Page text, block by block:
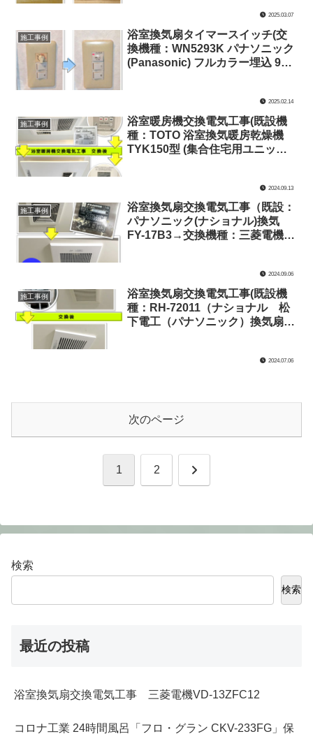
2025.03.07
施工事例
浴室換気扇タイマースイッチ(交
換機種：WN5293K パナソニック
(Panasonic) フルカラー埋込 90
2025.02.14
施工事例
浴室暖房機交換電気工事(既設機
種：TOTO 浴室換気暖房乾燥機
TYK150型 (集合住宅用ユニット
13UG6V(ユニットバス専用) )2024.09.13
施工事例
浴室換気扇交換電気工事（既設：
パナソニック(ナショナル)換気
FY-17B3→交換機種：三菱電機ダ
2024.09.06
施工事例
浴室換気扇交換電気工事(既設機
種：RH-72011（ナショナル 松
下電工（パナソニック）換気扇）
2024.07.06
次のページ
1 2 次
検索
検索
最近の投稿
浴室換気扇交換電気工事 三菱電機VD-13ZFC12
コロナ工業 24時間風呂「フロ・グラン CKV-233FG」保